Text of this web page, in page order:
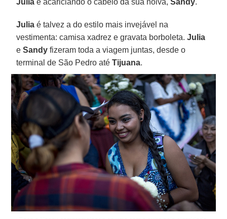
Julia é talvez a do estilo mais invejável na
vestimenta: camisa xadrez e gravata borboleta.Julia
e Sandy fizeram toda a viagem juntas, desde o
terminal de São Pedro atéTijuana.